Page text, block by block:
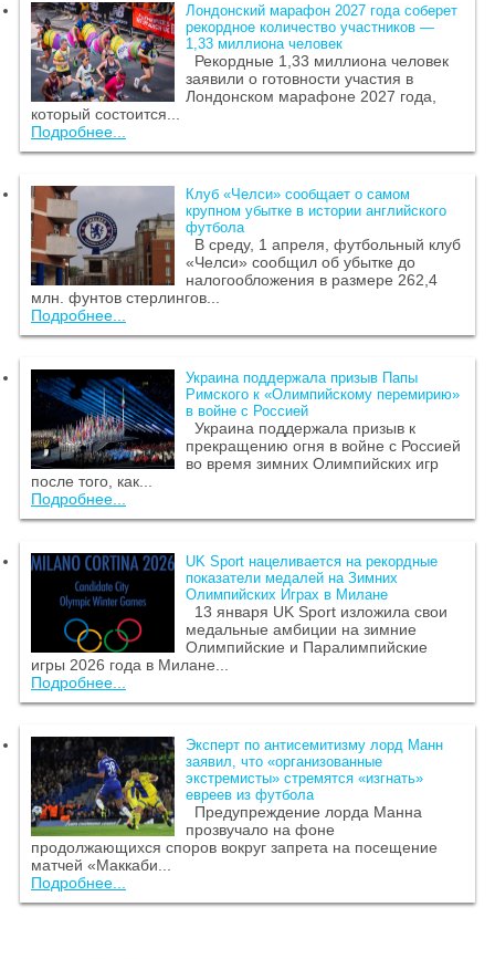
Лондонский марафон 2027 года соберет
рекордное количество участников —
1,33 миллиона человек
Рекордные 1,33 миллиона человек
заявили о готовности участия в
Лондонском марафоне 2027 года,
который состоится...
Подробнее...
Клуб «Челси» сообщает о самом
крупном убытке в истории английского
футбола
В среду, 1 апреля, футбольный клуб
«Челси» сообщил об убытке до
налогообложения в размере 262,4
млн. фунтов стерлингов...
Подробнее...
Украина поддержала призыв Папы
Римского к «Олимпийскому перемирию»
в войне с Россией
Украина поддержала призыв к
прекращению огня в войне с Россией
во время зимних Олимпийских игр
после того, как...
Подробнее...
UK Sport нацеливается на рекордные
показатели медалей на Зимних
Олимпийских Играх в Милане
13 января UK Sport изложила свои
медальные амбиции на зимние
Олимпийские и Паралимпийские
игры 2026 года в Милане...
Подробнее...
Эксперт по антисемитизму лорд Манн
заявил, что «организованные
экстремисты» стремятся «изгнать»
евреев из футбола
Предупреждение лорда Манна
прозвучало на фоне
продолжающихся споров вокруг запрета на посещение
матчей «Маккаби...
Подробнее...